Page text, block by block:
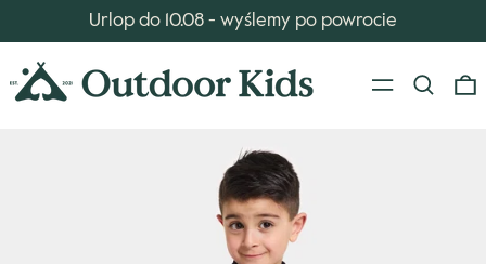
Urlop do 10.08 - wyślemy po powrocie
MenuSzukaj